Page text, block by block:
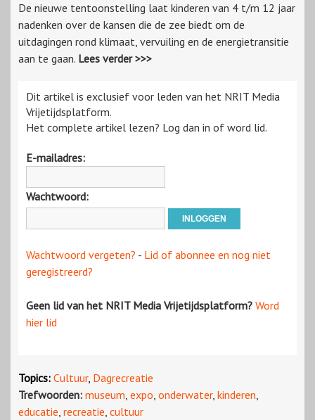
De nieuwe tentoonstelling laat kinderen van 4 t/m 12 jaar
nadenken over de kansen die de zee biedt om de
uitdagingen rond klimaat, vervuiling en de energietransitie
aan te gaan. Lees verder >>>
Dit artikel is exclusief voor leden van het NRIT Media
Vrijetijdsplatform.
Het complete artikel lezen? Log dan in of word lid.
E-mailadres:
Wachtwoord:
Wachtwoord vergeten? - Lid of abonnee en nog niet
geregistreerd?
Geen lid van het NRIT Media Vrijetijdsplatform? Word
hier lid
Topics: Cultuur, Dagrecreatie
Trefwoorden: museum, expo, onderwater, kinderen,
educatie, recreatie, cultuur